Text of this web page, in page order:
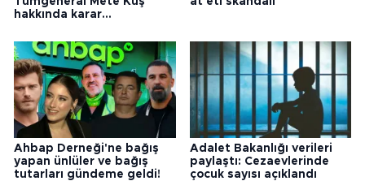
hakkında karar...
Ahbap Derneği'ne bağış
yapan ünlüler ve bağış
tutarları gündeme geldi!
Adalet Bakanlığı verileri
paylaştı: Cezaevlerinde
çocuk sayısı açıklandı